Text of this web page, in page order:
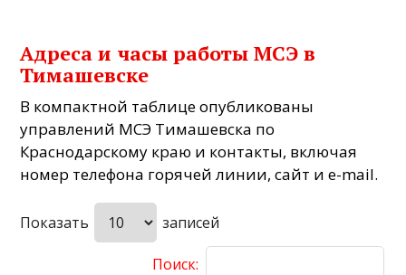
Адреса и часы работы МСЭ в
Тимашевске
В компактной таблице опубликованы
управлений МСЭ Тимашевска по
Краснодарскому краю и контакты, включая
номер телефона горячей линии, сайт и e-mail.
Показать записей
Поиск: